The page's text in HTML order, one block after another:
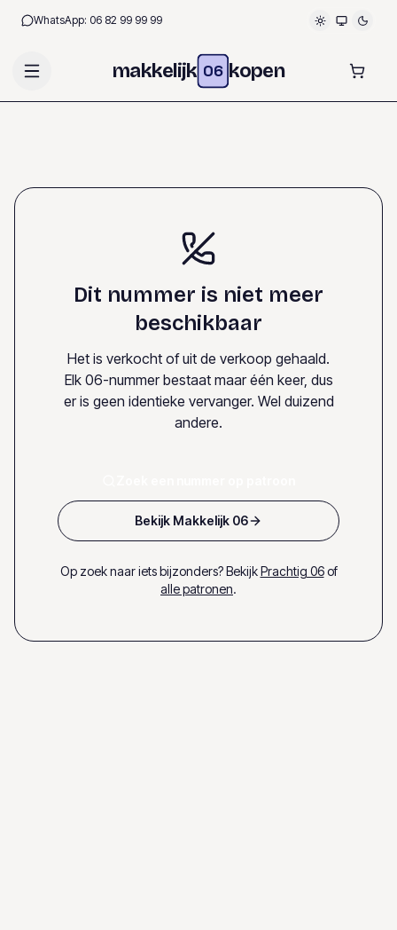
WhatsApp: 06 82 99 99 99
makkelijk 06 kopen
Dit nummer is niet meer
beschikbaar
Het is verkocht of uit de verkoop gehaald.
Elk 06-nummer bestaat maar één keer, dus
er is geen identieke vervanger. Wel duizend
andere.
Bekijk Makkelijk 06
Op zoek naar iets bijzonders? Bekijk Prachtig 06 of
alle patronen.